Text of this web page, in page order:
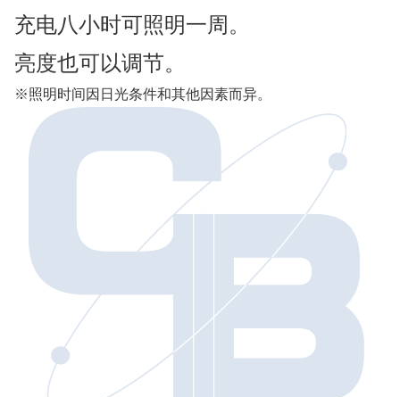
充电八小时可照明一周。
亮度也可以调节。
※照明时间因日光条件和其他因素而异。